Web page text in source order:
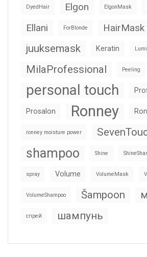
DyedHair Elgon ElgonMask
Ellani ForBlonde HairMask
juuksemask Keratin
MilaProfessional Peeling
personal touch
Prosalon Ronney
ronney moisture power
shampoo Shine
spray Volume VolumeMask
VolumeShampoo Šampoon
спрей шампунь